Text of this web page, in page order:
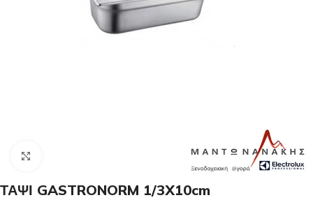
ΤΑΨΙ GASTRONORM 1/3X10cm